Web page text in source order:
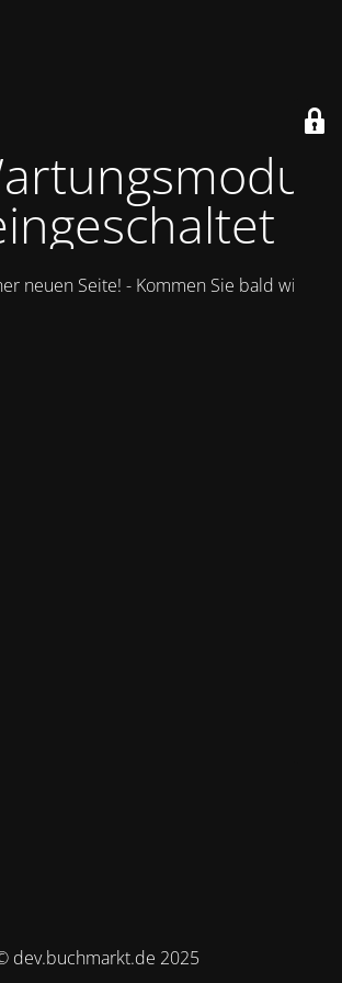
neuen Seite! - Kommen Sie bald wieder.
dev.buchmarkt.de 2025